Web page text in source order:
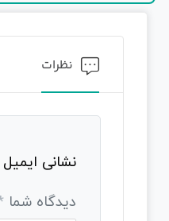
نظرات
نشانی
دیدگاه شما